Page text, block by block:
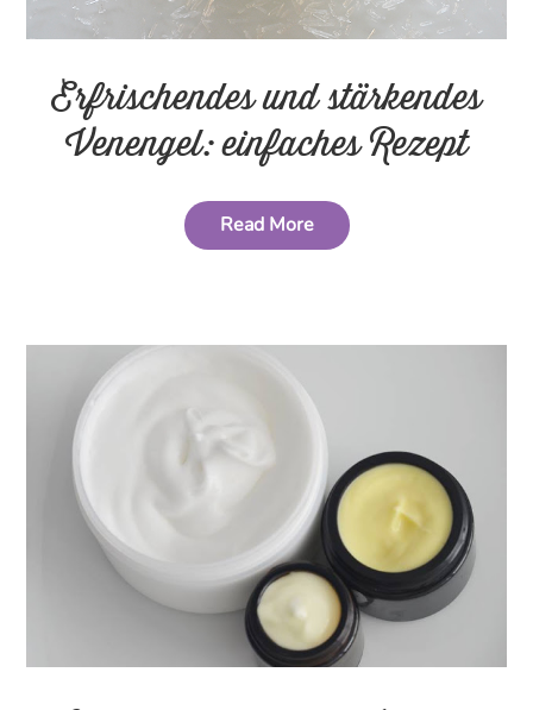
Erfrischendes und stärkendes
Venengel: einfaches Rezept
Read More